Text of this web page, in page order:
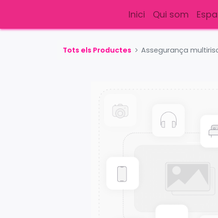
Inici Qui som
Tots els Productes Assegurança